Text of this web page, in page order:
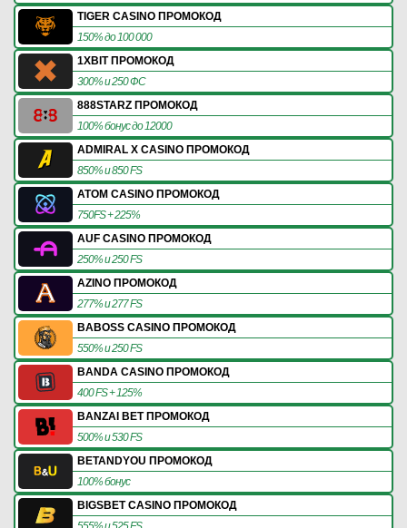
TIGER CASINO ПРОМОКОД
150% до 100 000
1XBIT ПРОМОКОД
300% и 250 ФС
888STARZ ПРОМОКОД
100% бонус до 12000
ADMIRAL X CASINO ПРОМОКОД
850% и 850 FS
ATOM CASINO ПРОМОКОД
750FS + 225%
AUF CASINO ПРОМОКОД
250% и 250 FS
AZINO ПРОМОКОД
277% и 277 FS
BABOSS CASINO ПРОМОКОД
550% и 250 FS
BANDA CASINO ПРОМОКОД
400 FS + 125%
BANZAI BET ПРОМОКОД
500% и 530 FS
BETANDYOU ПРОМОКОД
100% бонус
BIGSBET CASINO ПРОМОКОД